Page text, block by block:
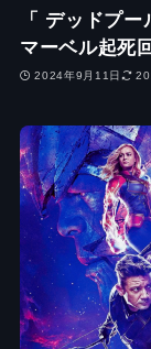
「 デッドプ
マーベル起死
2024年9月11日